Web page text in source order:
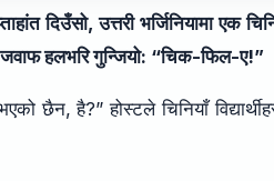
दिउँसो, उत्तरी भर्जिनियामा एक
जवाफ हलभरि गुन्जियो: “चिक-फिल-ए!”
छैन, है?” होस्टले चिनियाँ